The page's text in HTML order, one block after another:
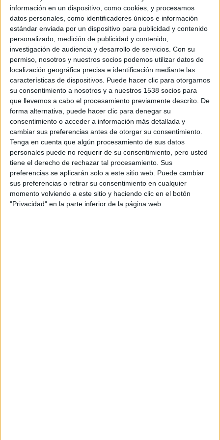
información en un dispositivo, como cookies, y procesamos
datos personales, como identificadores únicos e información
estándar enviada por un dispositivo para publicidad y contenido
personalizado, medición de publicidad y contenido,
investigación de audiencia y desarrollo de servicios. Con su
permiso, nosotros y nuestros socios podemos utilizar datos de
localización geográfica precisa e identificación mediante las
características de dispositivos. Puede hacer clic para otorgarnos
su consentimiento a nosotros y a nuestros 1538 socios para
que llevemos a cabo el procesamiento previamente descrito. De
forma alternativa, puede hacer clic para denegar su
consentimiento o acceder a información más detallada y
cambiar sus preferencias antes de otorgar su consentimiento.
Tenga en cuenta que algún procesamiento de sus datos
personales puede no requerir de su consentimiento, pero usted
tiene el derecho de rechazar tal procesamiento. Sus
preferencias se aplicarán solo a este sitio web. Puede cambiar
sus preferencias o retirar su consentimiento en cualquier
momento volviendo a este sitio y haciendo clic en el botón
"Privacidad" en la parte inferior de la página web.
tres jueces que seleccionaron la obra dePilar López
Ávila(autora) yMar Azabal(ilustradora).
El cuento “trata sobre la importancia de la educación,
la dificultad que tienen muchos niños para acceder a
ella y la perseverancia, el entusiasmo desbordante e
ilusión de aquellos que desean aprender y tienen viva
la llama de la curiosidad”, afirma en un comunicado la
editorial del libro, Cuento de Luz.
emanagreen.com